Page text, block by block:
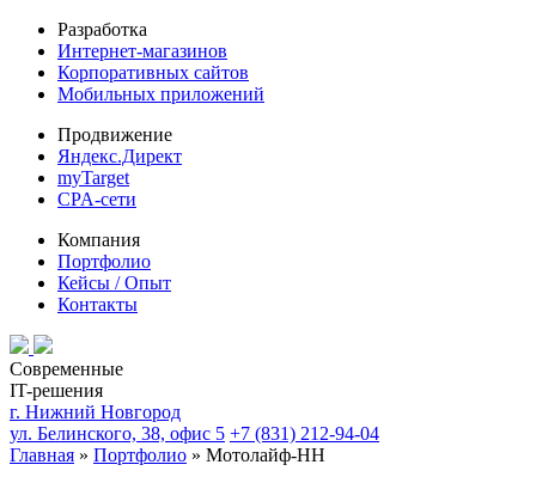
Разработка
Интернет-магазинов
Корпоративных сайтов
Мобильных приложений
Продвижение
Яндекс.Директ
myTarget
CPA-сети
Компания
Портфолио
Кейсы / Опыт
Контакты
Современные
IT-решения
г. Нижний Новгород
ул. Белинского, 38, офис 5 +7 (831) 212-94-04
Главная » Портфолио » Мотолайф-НН